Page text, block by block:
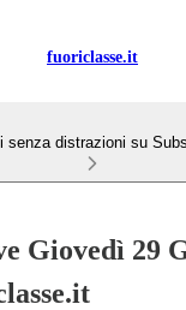
fuoriclasse.it
senza distrazioni su
Giovedì 29